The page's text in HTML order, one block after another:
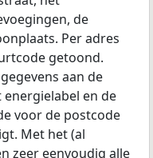
de
Per adres
getoond.
aan de
en de
voor de postcode
Met het (al
zeer eenvoudig alle